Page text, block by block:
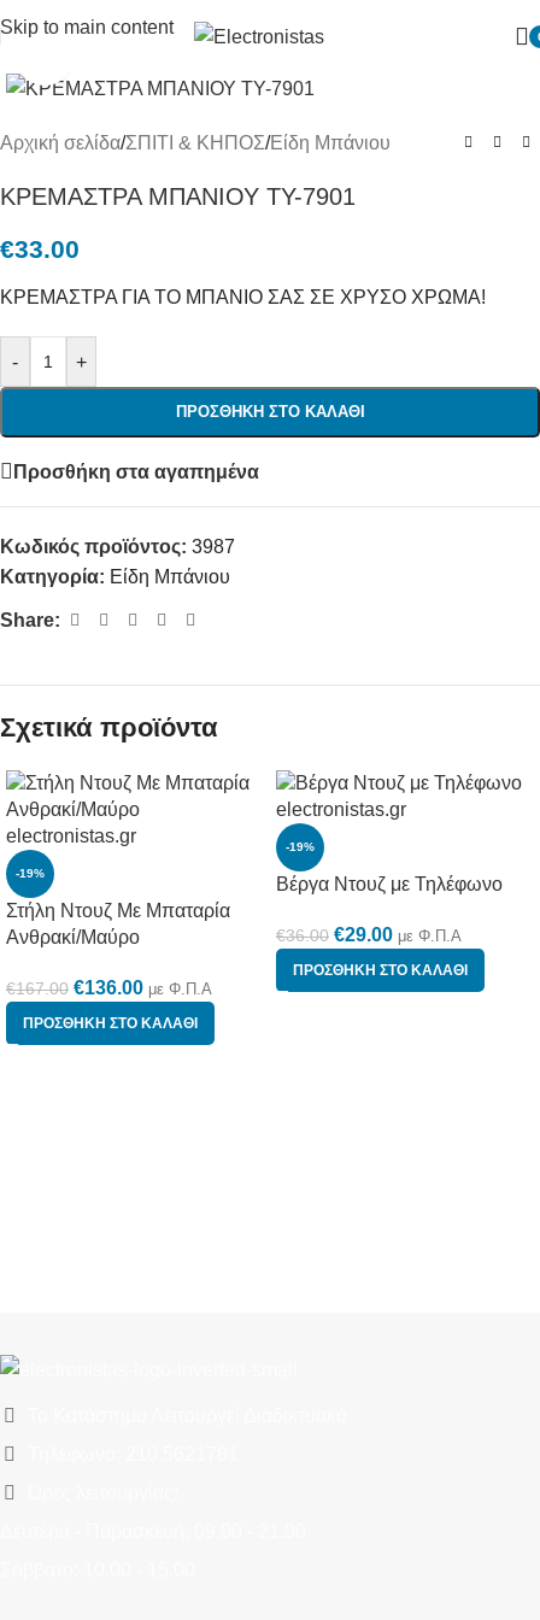
Skip to main content
Αρχική σελίδα/ΣΠΙΤΙ & ΚΗΠΟΣ/Είδη Μπάνιου
ΚΡΕΜΑΣΤΡΑ ΜΠΑΝΙΟΥ TY-7901
€33.00
ΚΡΕΜΑΣΤΡΑ ΓΙΑ ΤΟ ΜΠΑΝΙΟ ΣΑΣ ΣΕ ΧΡΥΣΟ ΧΡΩΜΑ!
- +
ΠΡΟΣΘΉΚΗ ΣΤΟ ΚΑΛΆΘΙ
Προσθήκη στα αγαπημένα
Κωδικός προϊόντος: 3987
Κατηγορία: Είδη Μπάνιου
Share:
Σχετικά προϊόντα
-19%
Στήλη Ντουζ Με Μπαταρία
Ανθρακί/Μαύρο
€167.00 €136.00 με Φ.Π.Α
ΠΡΟΣΘΉΚΗ ΣΤΟ ΚΑΛΆΘΙ
-19%
Βέργα Ντουζ με Τηλέφωνο
€36.00 €29.00 με Φ.Π.Α
ΠΡΟΣΘΉΚΗ ΣΤΟ ΚΑΛΆΘΙ